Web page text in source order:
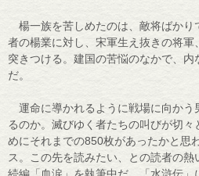
楊一族を苦しめたのは、敵将ばかり
者の楊業に対し、宋軍生え抜きの将
突きつける。建国の苦悩のなかで、
だ。
運命に導かれるように戦場に向かう
るのか。滅びゆく者たちの叫びが切
めにそれまでの850枚があったかと思
ス。この先を読みたい、との読者の熱
続編「血涙」を執筆中だ。「水滸伝